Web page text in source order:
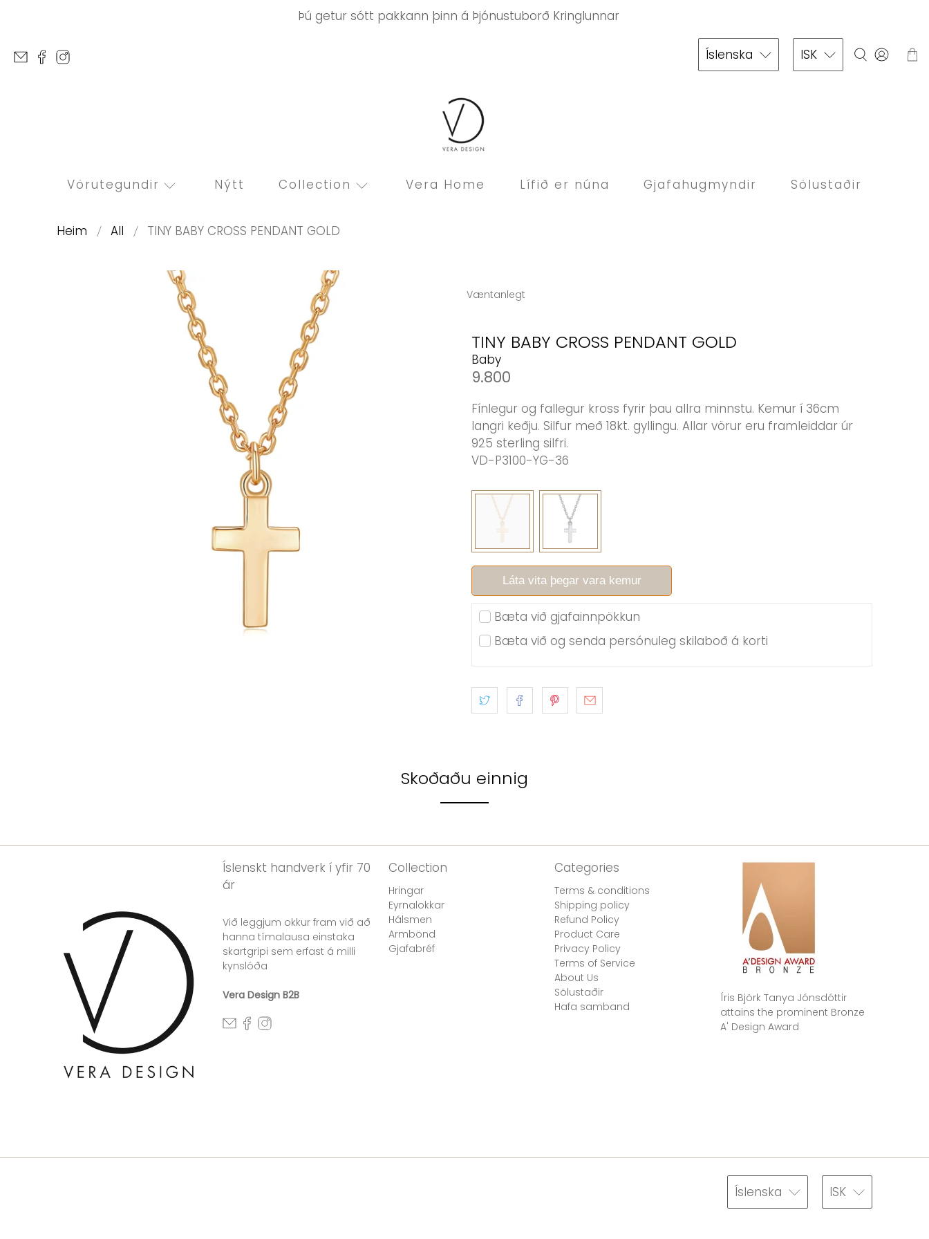
Þú getur sótt pakkann þinn á Þjónustuborð Kringlunnar
Íslenska ISK
Vörutegundir Nýtt Collection Vera Home Lífið er núna Gjafahugmyndir Sölustaðir
Heim All TINY BABY CROSS PENDANT GOLD
Væntanlegt
TINY BABY CROSS PENDANT GOLD
Baby
9.800
Fínlegur og fallegur kross fyrir þau allra minnstu. Kemur í 36cm
langri keðju. Silfur með 18kt. gyllingu. Allar vörur eru framleiddar úr
925 sterling silfri.
VD-P3100-YG-36
Láta vita þegar vara kemur
Bæta við gjafainnpökkun
Bæta við og senda persónuleg skilaboð á korti
Skoðaðu einnig
Íslenskt handverk í yfir 70
ár
Við leggjum okkur fram við að
hanna tímalausa einstaka
skartgripi sem erfast á milli
kynslóða
Vera Design B2B
Collection
Hringar
Eyrnalokkar
Hálsmen
Armbönd
Gjafabréf
Categories
Terms & conditions
Shipping policy
Refund Policy
Product Care
Privacy Policy
Terms of Service
About Us
Sölustaðir
Hafa samband
Íris Björk Tanya Jónsdóttir
attains the prominent Bronze
A' Design Award
Íslenska ISK